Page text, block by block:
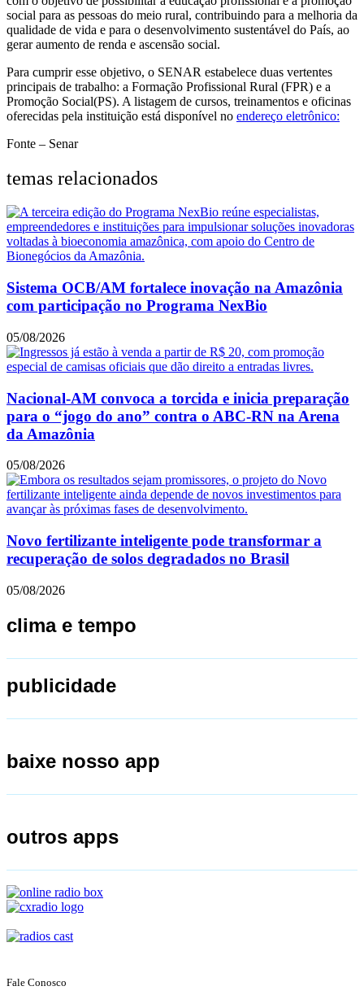
social para as pessoas do meio rural, contribuindo para a melhoria da
qualidade de vida e para o desenvolvimento sustentável do País, ao
gerar aumento de renda e ascensão social.
Para cumprir esse objetivo, o SENAR estabelece duas vertentes
principais de trabalho: a Formação Profissional Rural (FPR) e a
Promoção Social(PS). A listagem de cursos, treinamentos e oficinas
oferecidas pela instituição está disponível no endereço eletrônico:
Fonte – Senar
temas relacionados
Sistema OCB/AM fortalece inovação na Amazônia
com participação no Programa NexBio
05/08/2026
Nacional-AM convoca a torcida e inicia preparação
para o “jogo do ano” contra o ABC-RN na Arena
da Amazônia
05/08/2026
Novo fertilizante inteligente pode transformar a
recuperação de solos degradados no Brasil
05/08/2026
clima e tempo
publicidade
baixe nosso app
outros apps
Fale Conosco